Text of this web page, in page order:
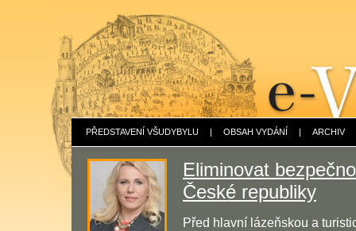
PŘEDSTAVENÍ VŠUDYBYLU | OBSAH VYDÁNÍ | ARCHIV
Eliminovat
České republiky
Před hlavní lázeňskou a